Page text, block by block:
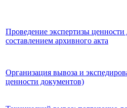
Проведение экспертизы
составлением архивного акта
Организация вывоза и
ценности документов)